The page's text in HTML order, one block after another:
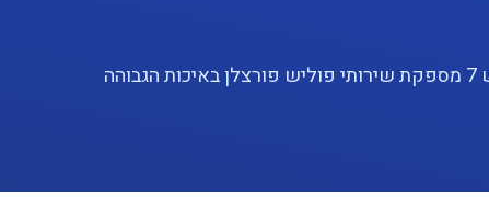
מחפשים שירות פוליש פורצלן מקצועי ברעננה? פוליש 7 מספקת שירותי פוליש פורצלן באיכות הגבוהה